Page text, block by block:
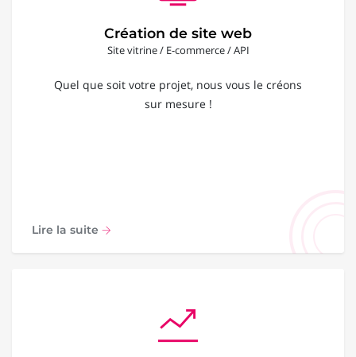
Création de site web
Site vitrine / E-commerce / API
Quel que soit votre projet, nous vous le créons
sur mesure !
Lire la suite